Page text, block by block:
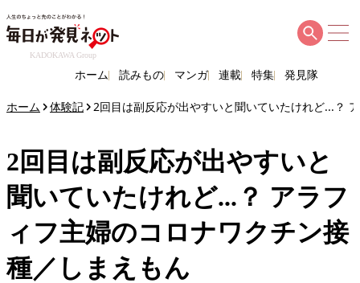
KADOKAWA Group
ホーム 読みもの マンガ 連載 特集 発見隊
ホーム 体験記 2回目は副反応が出やすいと聞いていたけれど...？
2回目は副反応が出やすいと
聞いていたけれど...？ アラフ
ィフ主婦のコロナワクチン接
種／しまえもん